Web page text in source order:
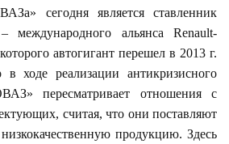
сегодня является ставленник
международного альянса Renault-
автогигант перешел в 2013 г.
ходе реализации антикризисного
пересматривает отношения с
считая, что они поставляют
продукцию. Здесь